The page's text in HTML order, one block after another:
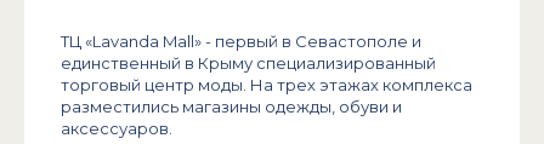
ТЦ «Lavanda Mall» - первый в Севастополе и
единственный в Крыму специализированный
торговый центр моды. На трех этажах комплекса
разместились магазины одежды, обуви и
аксессуаров.